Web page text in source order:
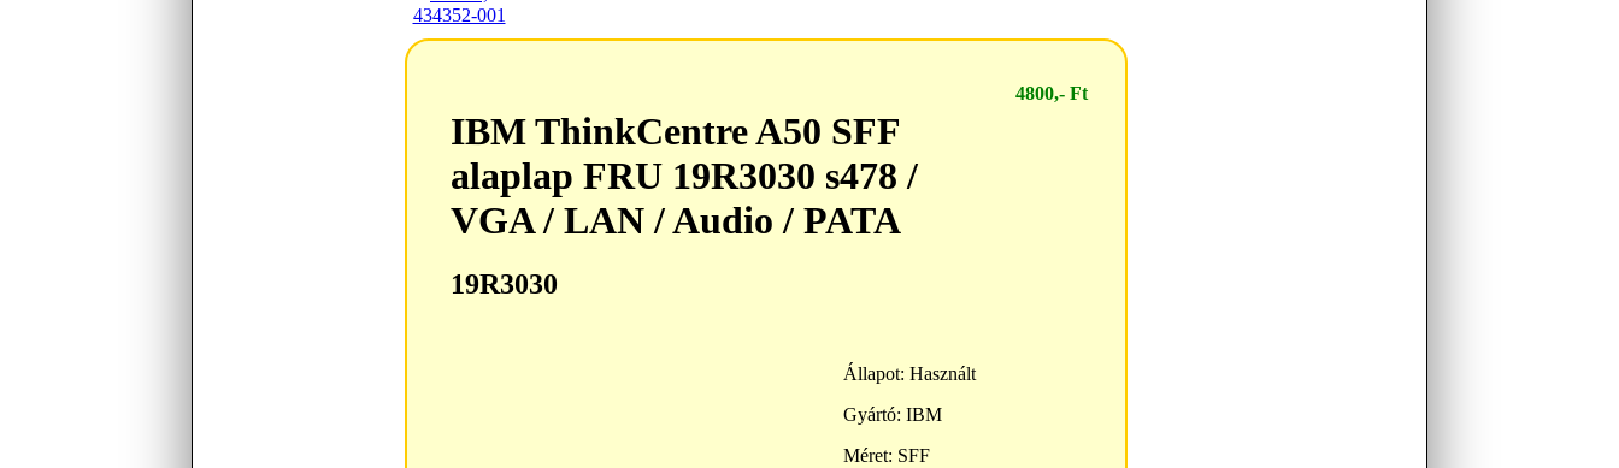
IBM ThinkCentre A50 SFF
alaplap FRU 19R3030 s478 /
VGA / LAN / Audio / PATA
19R3030
4800,- Ft
Állapot: Használt
Gyártó: IBM
Méret: SFF